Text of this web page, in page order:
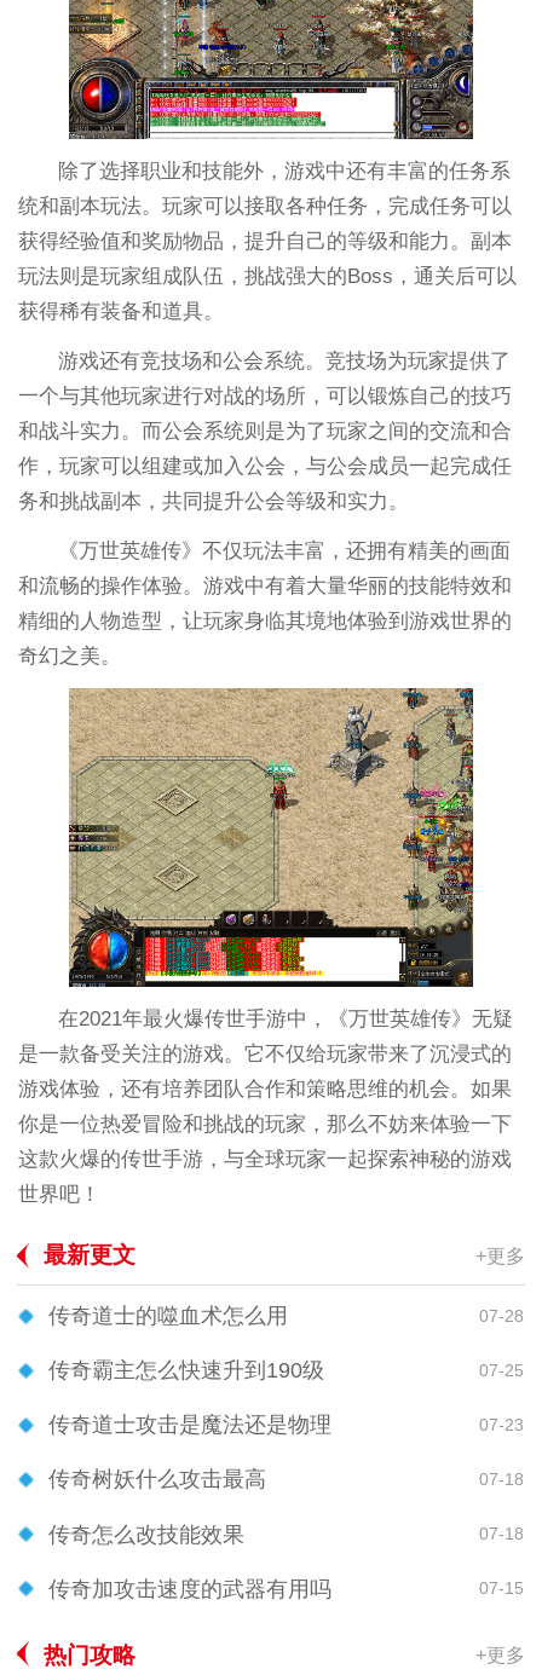
除了选择职业和技能外，游戏中还有丰富的任务系
统和副本玩法。玩家可以接取各种任务，完成任务可以
获得经验值和奖励物品，提升自己的等级和能力。副本
玩法则是玩家组成队伍，挑战强大的Boss，通关后可以
获得稀有装备和道具。
游戏还有竞技场和公会系统。竞技场为玩家提供了
一个与其他玩家进行对战的场所，可以锻炼自己的技巧
和战斗实力。而公会系统则是为了玩家之间的交流和合
作，玩家可以组建或加入公会，与公会成员一起完成任
务和挑战副本，共同提升公会等级和实力。
《万世英雄传》不仅玩法丰富，还拥有精美的画面
和流畅的操作体验。游戏中有着大量华丽的技能特效和
精细的人物造型，让玩家身临其境地体验到游戏世界的
奇幻之美。
在2021年最火爆传世手游中，《万世英雄传》无疑
是一款备受关注的游戏。它不仅给玩家带来了沉浸式的
游戏体验，还有培养团队合作和策略思维的机会。如果
你是一位热爱冒险和挑战的玩家，那么不妨来体验一下
这款火爆的传世手游，与全球玩家一起探索神秘的游戏
世界吧！
最新更文 +更多
传奇道士的噬血术怎么用 07-28
传奇霸主怎么快速升到190级 07-25
传奇道士攻击是魔法还是物理 07-23
传奇树妖什么攻击最高 07-18
传奇怎么改技能效果 07-18
传奇加攻击速度的武器有用吗 07-15
热门攻略 +更多